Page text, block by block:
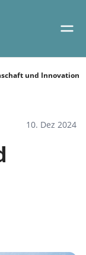
und Innovation
10. Dez 2024